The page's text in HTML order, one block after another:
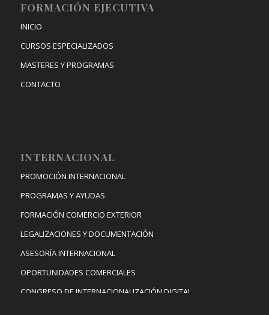
FORMACIÓN EJECUTIVA
INICIO
CURSOS ESPECIALIZADOS
MASTERES Y PROGRAMAS
CONTACTO
INTERNACIONAL
PROMOCIÓN INTERNACIONAL
PROGRAMAS Y AYUDAS
FORMACIÓN COMERCIO EXTERIOR
LEGALIZACIONES Y DOCUMENTACIÓN
ASESORÍA INTERNACIONAL
OPORTUNIDADES COMERCIALES
CONGRESO DE INTERNACIONALIZACIÓN DIGITAL